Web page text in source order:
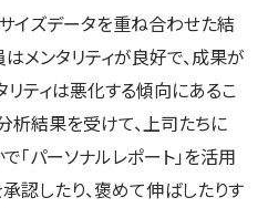
イズデータを重ね合わせた結
メンタリティが良好で、成果が
ティは悪化する傾向にあるこ
析結果を受けて、上司たちに
「パーソナルレポート」を活用
認したり、褒めて伸ばしたりす